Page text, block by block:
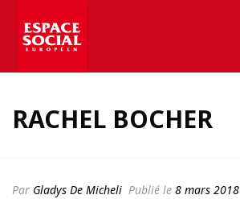
RACHEL BOCHER
Par Gladys De Micheli Publié le 8 mars 2018